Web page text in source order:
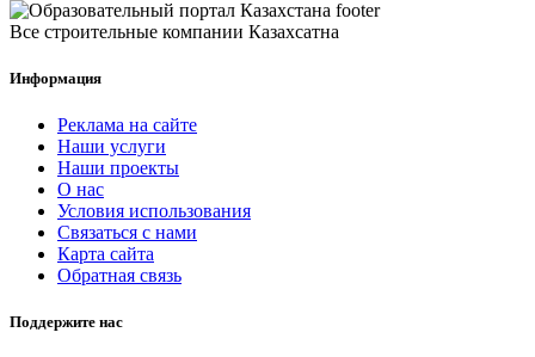
Все строительные компании Казахсатна
Информация
Реклама на сайте
Наши услуги
Наши проекты
О нас
Условия использования
Связаться с нами
Карта сайта
Обратная связь
Поддержите нас